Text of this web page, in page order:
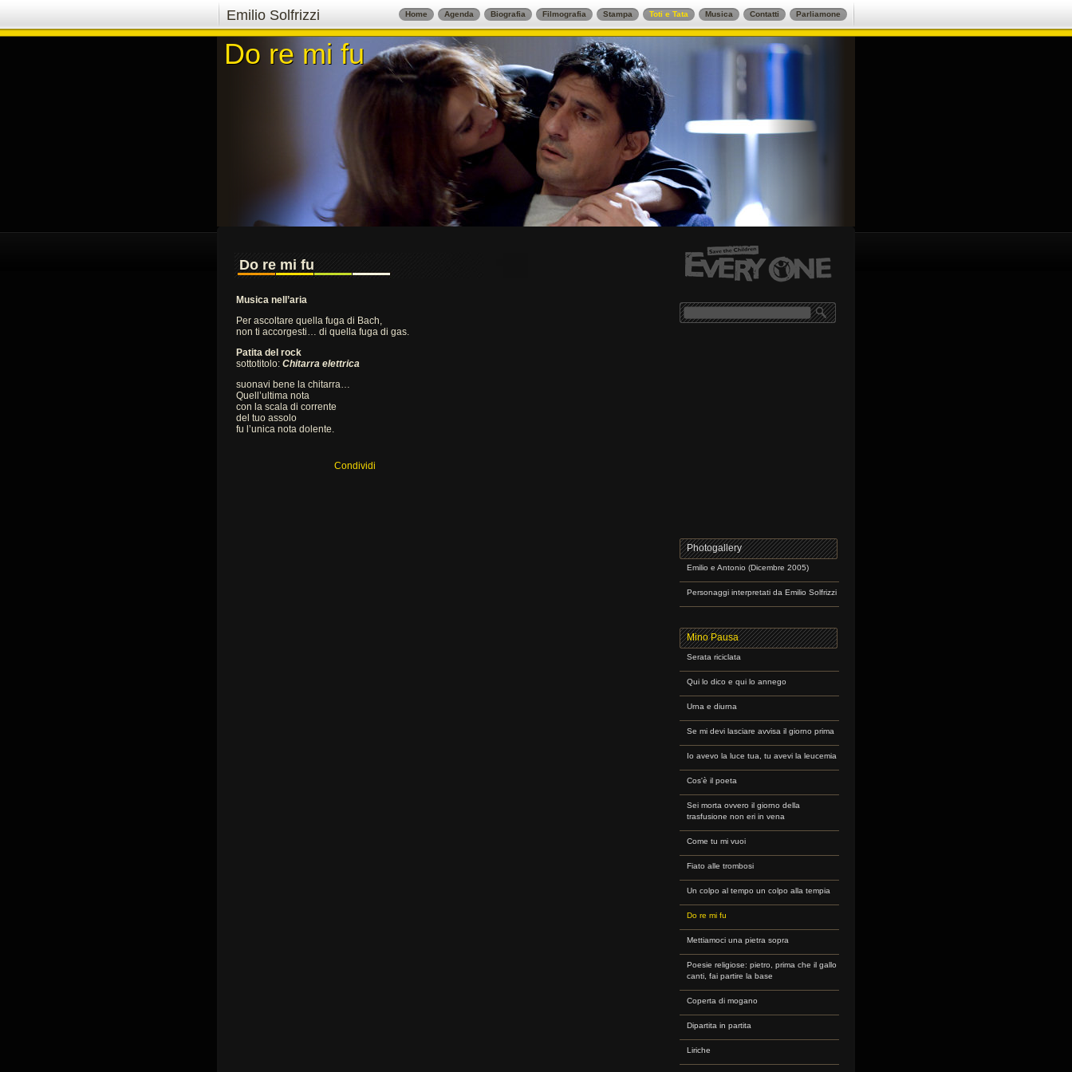
Emilio Solfrizzi Home Agenda Biografia Filmografia Stampa Toti e Tata Musica Contatti Parliamone
Do re mi fu
Do re mi fu
Do re mi fu
Musica nell’aria
Per ascoltare quella fuga di Bach,
non ti accorgesti… di quella fuga di gas.
Patita del rock
sottotitolo: Chitarra elettrica
suonavi bene la chitarra…
Quell’ultima nota
con la scala di corrente
del tuo assolo
fu l’unica nota dolente.
Condividi
Photogallery
Emilio e Antonio (Dicembre 2005)
Personaggi interpretati da Emilio Solfrizzi
Mino Pausa
Serata riciclata
Qui lo dico e qui lo annego
Urna e diurna
Se mi devi lasciare avvisa il giorno prima
Io avevo la luce tua, tu avevi la leucemia
Cos'è il poeta
Sei morta ovvero il giorno della
trasfusione non eri in vena
Come tu mi vuoi
Fiato alle trombosi
Un colpo al tempo un colpo alla tempia
Do re mi fu
Mettiamoci una pietra sopra
Poesie religiose: pietro, prima che il gallo
canti, fai partire la base
Coperta di mogano
Dipartita in partita
Liriche